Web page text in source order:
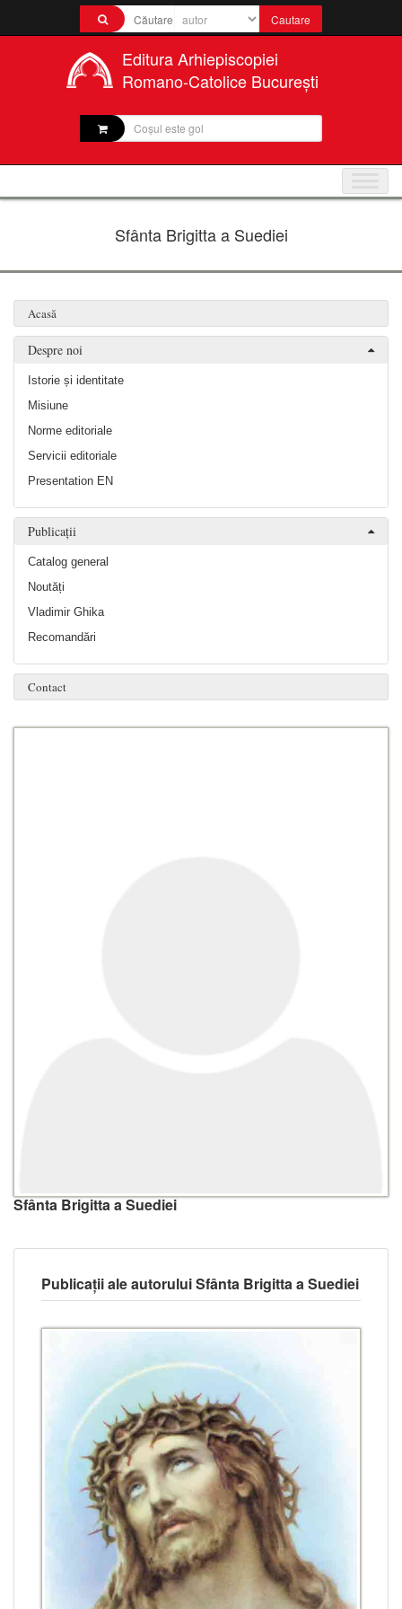
Editura Arhiepiscopiei
Romano-Catolice București
Coșul este gol
Sfânta Brigitta a Suediei
Acasă
Despre noi
Istorie și identitate
Misiune
Norme editoriale
Servicii editoriale
Presentation EN
Publicații
Catalog general
Noutăți
Vladimir Ghika
Recomandări
Contact
Sfânta Brigitta a Suediei
Publicații ale autorului Sfânta Brigitta a Suediei